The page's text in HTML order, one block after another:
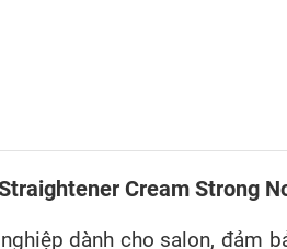
Cream Strong
dành cho salon, đảm